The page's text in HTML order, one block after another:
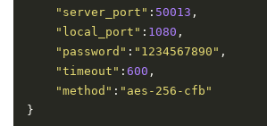
"server_port" : 50013 ,
"local_port" : 1080 ,
"password" : "1234567890" ,
"timeout" : 600 ,
"method" : "aes-256-cfb"
}